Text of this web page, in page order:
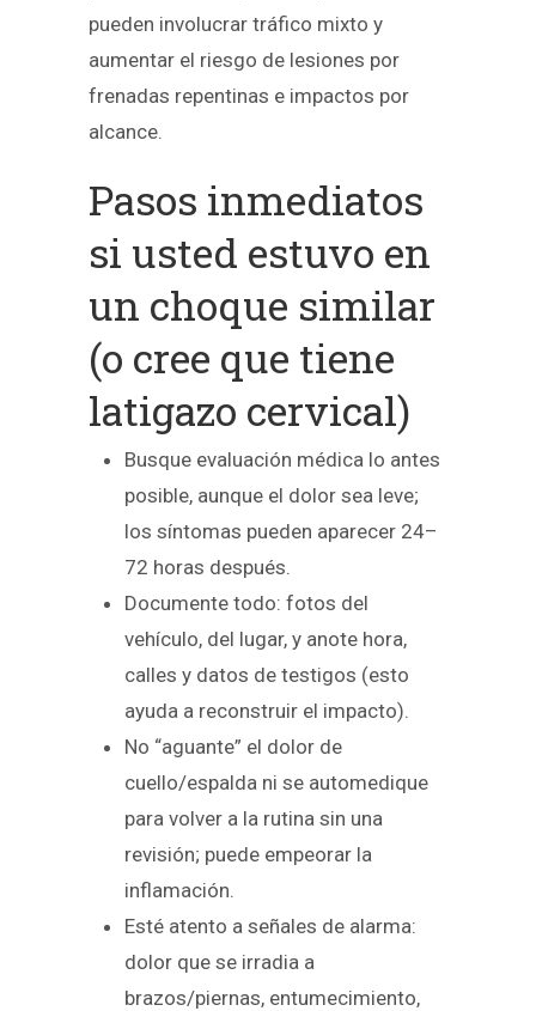
pueden involucrar tráfico mixto y
aumentar el riesgo de lesiones por
frenadas repentinas e impactos por
alcance.
Pasos inmediatos
si usted estuvo en
un choque similar
(o cree que tiene
latigazo cervical)
Busque evaluación médica lo antes
posible, aunque el dolor sea leve;
los síntomas pueden aparecer 24–
72 horas después.
Documente todo: fotos del
vehículo, del lugar, y anote hora,
calles y datos de testigos (esto
ayuda a reconstruir el impacto).
No “aguante” el dolor de
cuello/espalda ni se automedique
para volver a la rutina sin una
revisión; puede empeorar la
inflamación.
Esté atento a señales de alarma:
dolor que se irradia a
brazos/piernas, entumecimiento,